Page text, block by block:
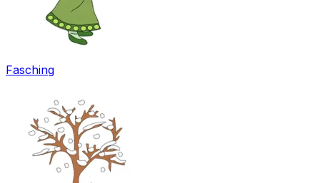
Fasching